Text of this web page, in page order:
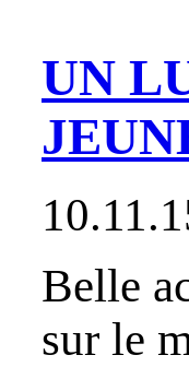
UN
Belle
sur le